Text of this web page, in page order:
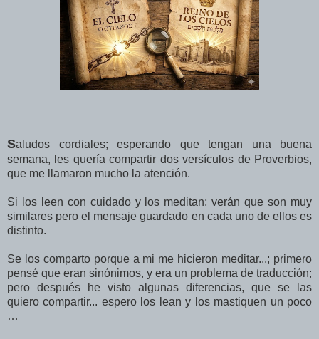
Saludos cordiales; esperando que tengan una buena
semana, les quería compartir dos versículos de Proverbios,
que me llamaron mucho la atención.
Si los leen con cuidado y los meditan; verán que son muy
similares pero el mensaje guardado en cada uno de ellos es
distinto.
Se los comparto porque a mi me hicieron meditar...; primero
pensé que eran sinónimos, y era un problema de traducción;
pero después he visto algunas diferencias, que se las
quiero compartir... espero los lean y los mastiquen un poco
…